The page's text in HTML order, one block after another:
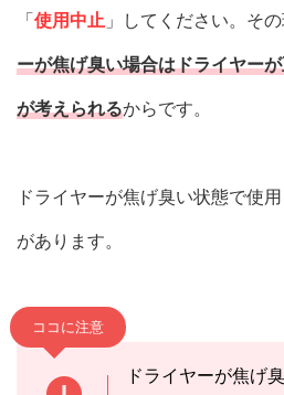
「使用中止 」してください。そ
ーが焦げ臭い場合はドライヤー
が考えられるからです。
ドライヤーが焦げ臭い状態で使
があります。
ココに注意
ドライヤーが焦げ